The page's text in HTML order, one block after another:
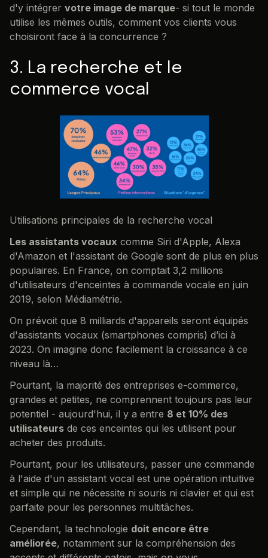
d'y intégrer votre image de marque- si tout le monde
utilise les mêmes outils, comment vos clients vous
choisiront face à la concurrence ?
3. La recherche et le
commerce vocal
Utilisations principales de la recherche vocal
Les assistants vocaux comme Siri d'Apple, Alexa
d'Amazon et l'assistant de Google sont de plus en plus
populaires. En France, on comptait 3,2 millions
d'utilisateurs d'enceintes à commande vocale en juin
2019, selon Médiamétrie.
On prévoit que 8 milliards d'appareils seront équipés
d'assistants vocaux (smartphones compris) d’ici à
2023. On imagine donc facilement la croissance à ce
niveau là…
Pourtant, la majorité des entreprises e-commerce,
grandes et petites, ne comprennent toujours pas leur
potentiel - aujourd'hui, il y a entre 8 et 10% des
utilisateurs de ces enceintes qui les utilisent pour
acheter des produits.
Pourtant, pour les utilisateurs, passer une commande
à l'aide d'un assistant vocal est une opération intuitive
et simple qui ne nécessite ni souris ni clavier et qui est
parfaite pour les personnes multitâches.
Cependant, la technologie doit encore être
améliorée, notamment sur la compréhension des